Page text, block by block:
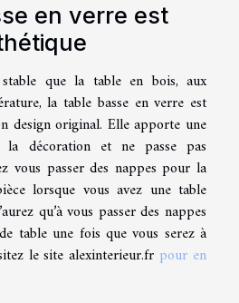
en verre est
que la table en bois, aux
la table basse en verre est
design original. Elle apporte une
décoration et ne passe pas
vous passer des nappes pour la
lorsque vous avez une table
qu’à vous passer des nappes
table une fois que vous serez à
le site alexinterieur.fr pour en